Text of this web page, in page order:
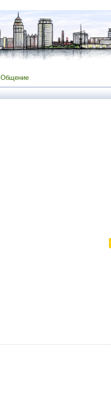
Общение